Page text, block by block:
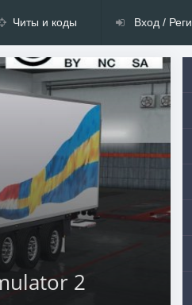
Читы и коды Вход /
2